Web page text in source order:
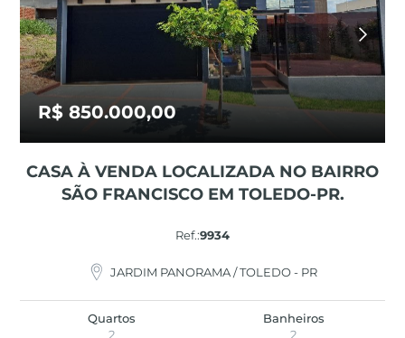
R$ 850.000,00
CASA À VENDA LOCALIZADA NO BAIRRO
SÃO FRANCISCO EM TOLEDO-PR.
Ref.:9934
JARDIM PANORAMA / TOLEDO - PR
Quartos
2
Banheiros
2